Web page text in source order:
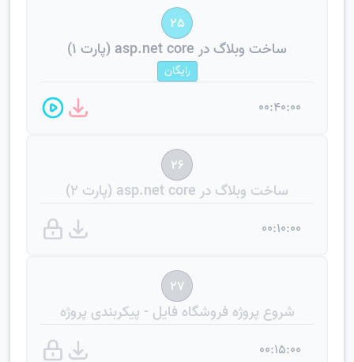
25
ساخت وبلاگ در asp.net core (پارت 1)
رایگان
00:40:00
26
ساخت وبلاگ در asp.net core (پارت 2)
00:10:00
27
شروع پروژه فروشگاه فایل - پیکربندی پروژه
00:15:00